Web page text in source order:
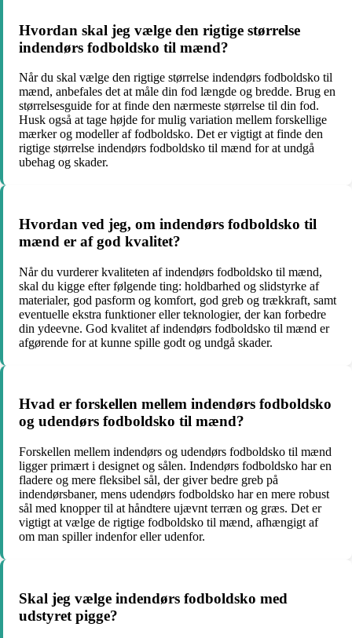
Hvordan skal jeg vælge den rigtige størrelse
indendørs fodboldsko til mænd?
Når du skal vælge den rigtige størrelse indendørs fodboldsko til
mænd, anbefales det at måle din fod længde og bredde. Brug en
størrelsesguide for at finde den nærmeste størrelse til din fod.
Husk også at tage højde for mulig variation mellem forskellige
mærker og modeller af fodboldsko. Det er vigtigt at finde den
rigtige størrelse indendørs fodboldsko til mænd for at undgå
ubehag og skader.
Hvordan ved jeg, om indendørs fodboldsko til
mænd er af god kvalitet?
Når du vurderer kvaliteten af indendørs fodboldsko til mænd,
skal du kigge efter følgende ting: holdbarhed og slidstyrke af
materialer, god pasform og komfort, god greb og trækkraft, samt
eventuelle ekstra funktioner eller teknologier, der kan forbedre
din ydeevne. God kvalitet af indendørs fodboldsko til mænd er
afgørende for at kunne spille godt og undgå skader.
Hvad er forskellen mellem indendørs fodboldsko
og udendørs fodboldsko til mænd?
Forskellen mellem indendørs og udendørs fodboldsko til mænd
ligger primært i designet og sålen. Indendørs fodboldsko har en
fladere og mere fleksibel sål, der giver bedre greb på
indendørsbaner, mens udendørs fodboldsko har en mere robust
sål med knopper til at håndtere ujævnt terræn og græs. Det er
vigtigt at vælge de rigtige fodboldsko til mænd, afhængigt af
om man spiller indenfor eller udenfor.
Skal jeg vælge indendørs fodboldsko med
udstyret pigge?